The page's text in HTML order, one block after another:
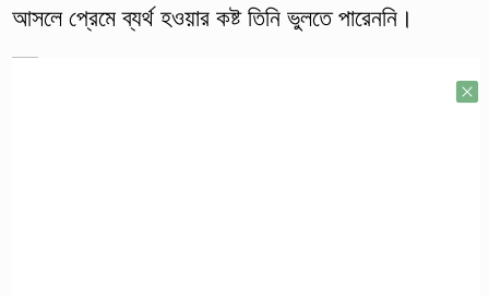
আসলে প্রেমে ব্যর্থ হওয়ার কষ্ট তিনি ভুলতে পারেননি।